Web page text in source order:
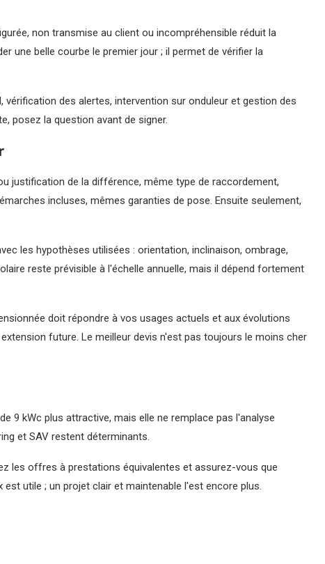
non transmise au client ou incompréhensible réduit la
une belle courbe le premier jour ; il permet de vérifier la
des alertes, intervention sur onduleur et gestion des
posez la question avant de signer.
justification de la différence, même type de raccordement,
incluses, mêmes garanties de pose. Ensuite seulement,
les hypothèses utilisées : orientation, inclinaison, ombrage,
reste prévisible à l'échelle annuelle, mais il dépend fortement
doit répondre à vos usages actuels et aux évolutions
future. Le meilleur devis n'est pas toujours le moins cher
9 kWc plus attractive, mais elle ne remplace pas l'analyse
et SAV restent déterminants.
les offres à prestations équivalentes et assurez-vous que
utile ; un projet clair et maintenable l'est encore plus.